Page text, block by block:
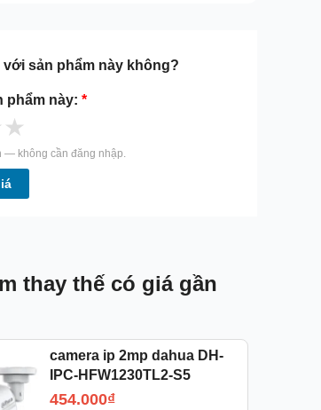
với sản phẩm này không?
phẩm này: *
★
— không cần đăng nhập.
thay thế có giá gần
camera ip 2mp dahua DH-
IPC-HFW1230TL2-S5
454.000₫